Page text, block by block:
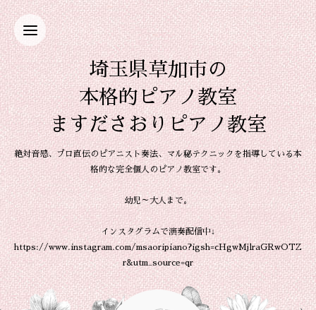
埼玉県草加市の
本格的ピアノ教室
ますださおりピアノ教室
絶対音感、プロ直伝のピアニスト奏法、マル秘テクニックを指導している本
格的な完全個人のピアノ教室です。
幼児～大人まで。
インスタグラムで演奏配信中↓
https://www.instagram.com/msaoripiano?igsh=cHgwMjlraGRwOTZ
r&utm_source=qr